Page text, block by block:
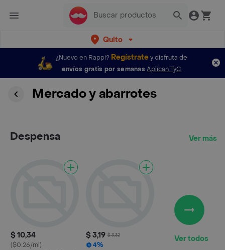
Quito
¿Nuevo en Rappi? Regístratey disfruta de
envíos gratis por semanas Aplican TyC
Mercado y abarrotes
Despensa Ver más
$ 10,34
($0.26/ml)
$ 3,19 $ 3,32
4%
Ver todos